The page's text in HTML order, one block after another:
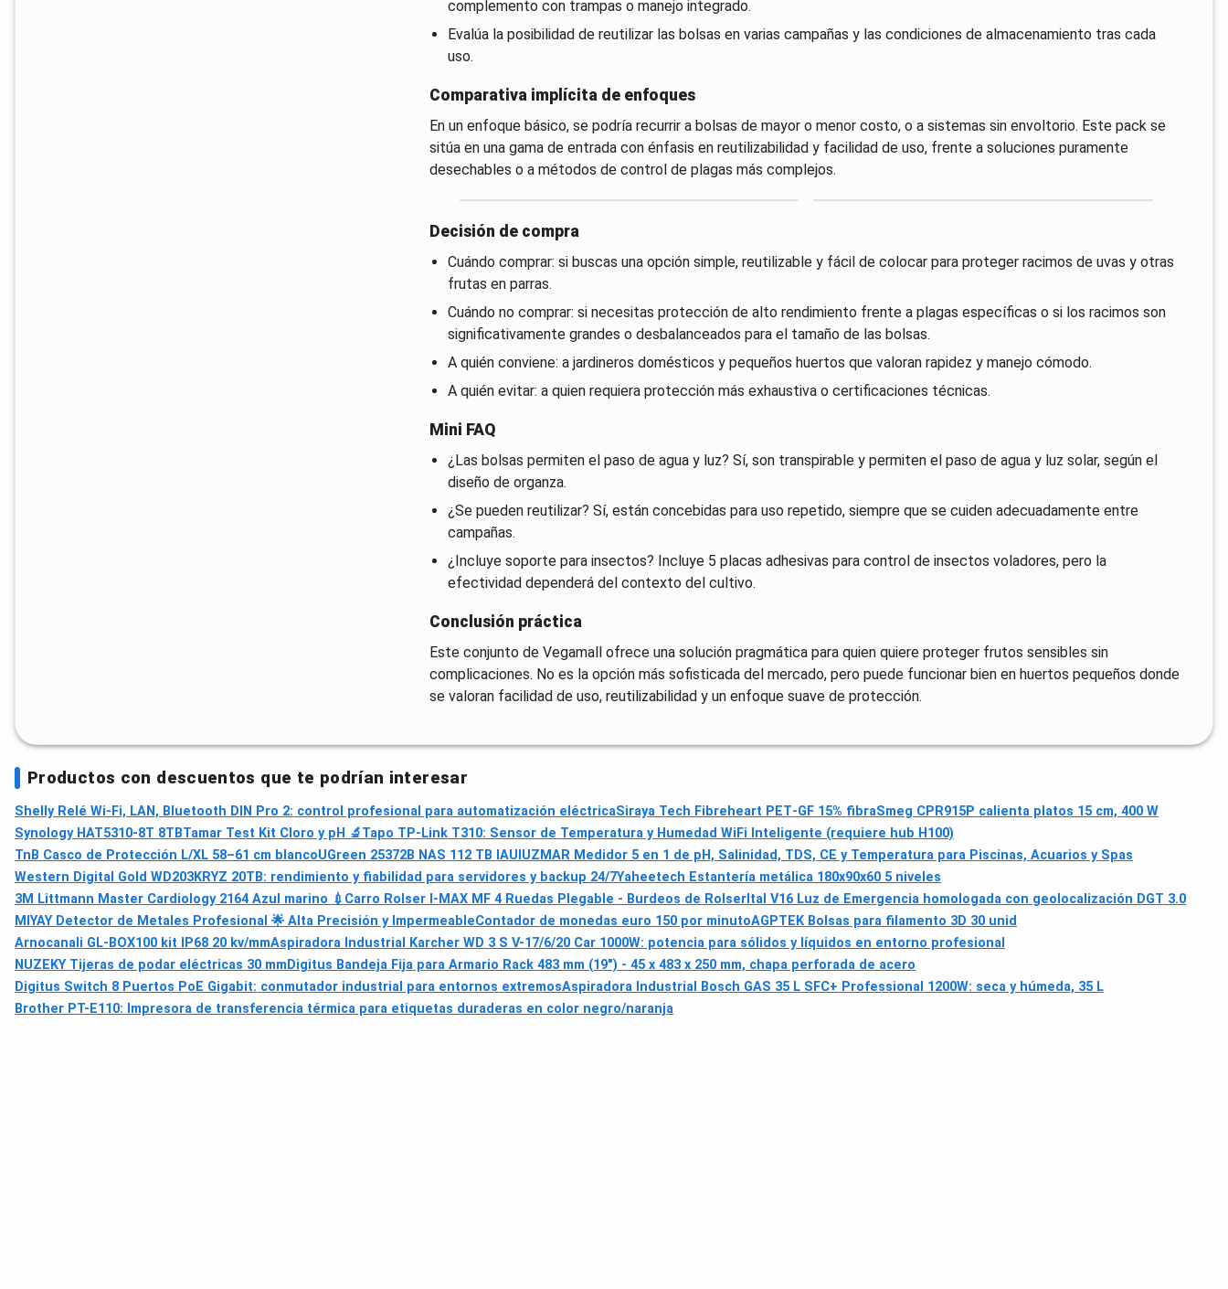
complemento con trampas o manejo integrado.
Evalúa la posibilidad de reutilizar las bolsas en varias campañas y las condiciones de almacenamiento tras cada
uso.
Comparativa implícita de enfoques
En un enfoque básico, se podría recurrir a bolsas de mayor o menor costo, o a sistemas sin envoltorio. Este pack se
sitúa en una gama de entrada con énfasis en reutilizabilidad y facilidad de uso, frente a soluciones puramente
desechables o a métodos de control de plagas más complejos.
Decisión de compra
Cuándo comprar: si buscas una opción simple, reutilizable y fácil de colocar para proteger racimos de uvas y otras
frutas en parras.
Cuándo no comprar: si necesitas protección de alto rendimiento frente a plagas específicas o si los racimos son
significativamente grandes o desbalanceados para el tamaño de las bolsas.
A quién conviene: a jardineros domésticos y pequeños huertos que valoran rapidez y manejo cómodo.
A quién evitar: a quien requiera protección más exhaustiva o certificaciones técnicas.
Mini FAQ
¿Las bolsas permiten el paso de agua y luz? Sí, son transpirable y permiten el paso de agua y luz solar, según el
diseño de organza.
¿Se pueden reutilizar? Sí, están concebidas para uso repetido, siempre que se cuiden adecuadamente entre
campañas.
¿Incluye soporte para insectos? Incluye 5 placas adhesivas para control de insectos voladores, pero la
efectividad dependerá del contexto del cultivo.
Conclusión práctica
Este conjunto de Vegamall ofrece una solución pragmática para quien quiere proteger frutos sensibles sin
complicaciones. No es la opción más sofisticada del mercado, pero puede funcionar bien en huertos pequeños donde
se valoran facilidad de uso, reutilizabilidad y un enfoque suave de protección.
Productos con descuentos que te podrían interesar
Shelly Relé Wi‑Fi, LAN, Bluetooth DIN Pro 2: control profesional para automatización eléctricaSiraya Tech Fibreheart PET‑GF 15% fibraSmeg CPR915P calienta platos 15 cm, 400 W
Synology HAT5310-8T 8TBTamar Test Kit Cloro y pH 🔬Tapo TP-Link T310: Sensor de Temperatura y Humedad WiFi Inteligente (requiere hub H100)
TnB Casco de Protección L/XL 58–61 cm blancoUGreen 25372B NAS 112 TB IAUIUZMAR Medidor 5 en 1 de pH, Salinidad, TDS, CE y Temperatura para Piscinas, Acuarios y Spas
Western Digital Gold WD203KRYZ 20TB: rendimiento y fiabilidad para servidores y backup 24/7Yaheetech Estantería metálica 180x90x60 5 niveles
3M Littmann Master Cardiology 2164 Azul marino 💉 Carro Rolser I-MAX MF 4 Ruedas Plegable - Burdeos de Rolser Ital V16 Luz de Emergencia homologada con geolocalización DGT 3.0
MIYAY Detector de Metales Profesional 🌟 Alta Precisión y ImpermeableContador de monedas euro 150 por minutoAGPTEK Bolsas para filamento 3D 30 unid
Arnocanali GL-BOX100 kit IP68 20 kv/mmAspiradora Industrial Karcher WD 3 S V-17/6/20 Car 1000W: potencia para sólidos y líquidos en entorno profesional
NUZEKY Tijeras de podar eléctricas 30 mm Digitus Bandeja Fija para Armario Rack 483 mm (19") - 45 x 483 x 250 mm, chapa perforada de acero
Digitus Switch 8 Puertos PoE Gigabit: conmutador industrial para entornos extremosAspiradora Industrial Bosch GAS 35 L SFC+ Professional 1200W: seca y húmeda, 35 L
Brother PT-E110: Impresora de transferencia térmica para etiquetas duraderas en color negro/naranja